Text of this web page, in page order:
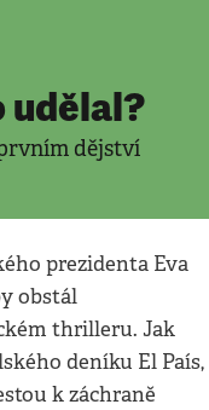
udělal?
dějství
prezidenta Eva
obstál
thrilleru. Jak
deníku El País,
k záchraně